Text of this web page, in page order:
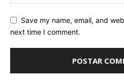
Save my name, email, and
next time I comment.